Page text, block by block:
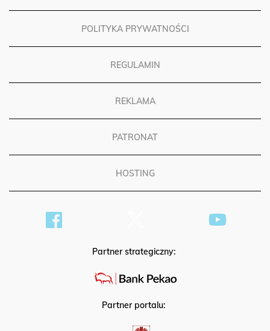
POLITYKA PRYWATNOŚCI
REGULAMIN
REKLAMA
PATRONAT
HOSTING
Partner strategiczny:
Partner portalu: